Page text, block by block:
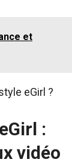
et
eGirl ?
:
vidéo